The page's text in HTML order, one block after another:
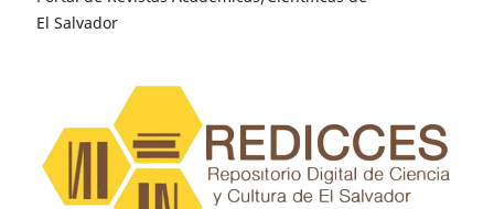
El Salvador